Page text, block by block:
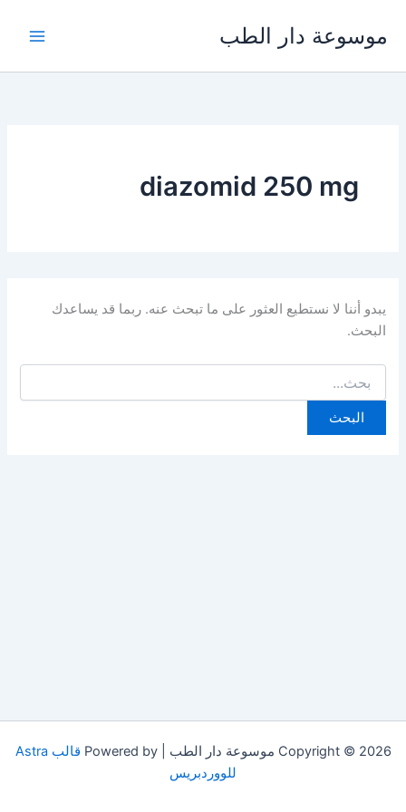
المحتوى
موسوعة دار الطب
diazomid 250 mg
يبدو أننا لا نستطيع العثور على ما تبحث عنه. ربما قد يساعدك
البحث.
عن:
Copyright © 2026 موسوعة دار الطب | Powered by
قالب Astra
للووردبريس